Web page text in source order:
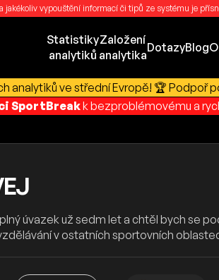
jakékoliv vypouštění informací či tipů ze systému je
Statistiky
analytiků
Založení
analytika
DotazyBlog
analytiků ve střední Evropě! 🏆 Podpoř
SportBreakk bezproblémovému a
úvazek už sedm let a chtěl bych
v ostatních sportovních